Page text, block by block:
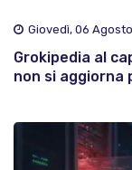
Giovedì, 06
Grokipedia al
non si aggiorna